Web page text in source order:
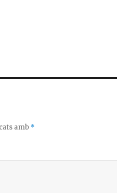
amb *